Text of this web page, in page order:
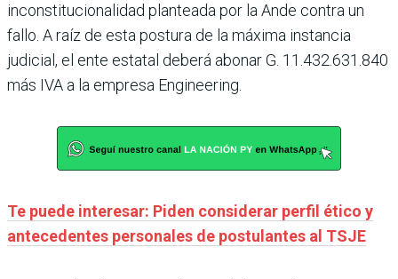
inconstitucionalidad planteada por la Ande contra un
fallo. A raíz de esta postura de la máxima instancia
judicial, el ente estatal deberá abonar G. 11.432.631.840
más IVA a la empresa Engineering.
Te puede interesar: Piden considerar perfil ético y
antecedentes personales de postulantes al TSJE